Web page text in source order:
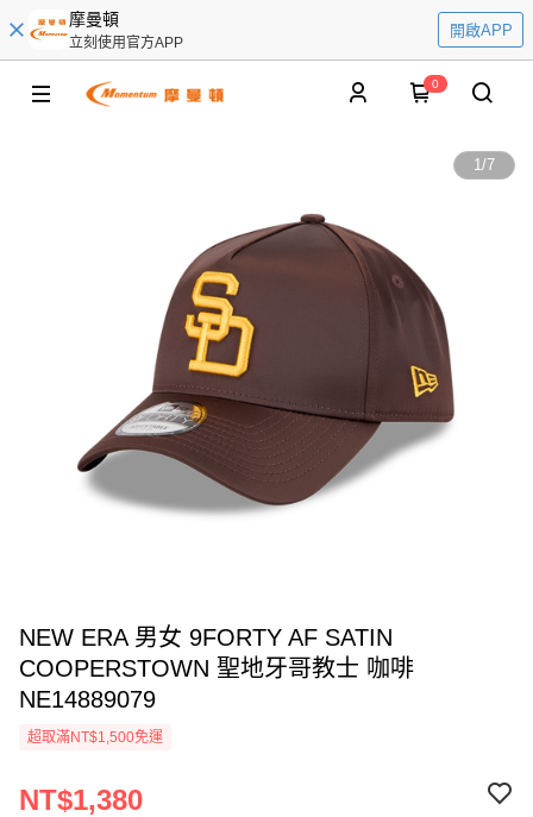
摩曼頓
立刻使用官方APP
開啟APP
0
1/7
NEW ERA 男女 9FORTY AF SATIN
COOPERSTOWN 聖地牙哥教士 咖啡
NE14889079
超取滿NT$1,500免運
NT$1,380